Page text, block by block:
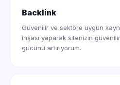
Backlink
Güvenilir ve sektöre uygun
inşası yaparak sitenizin
gücünü artırıyorum.